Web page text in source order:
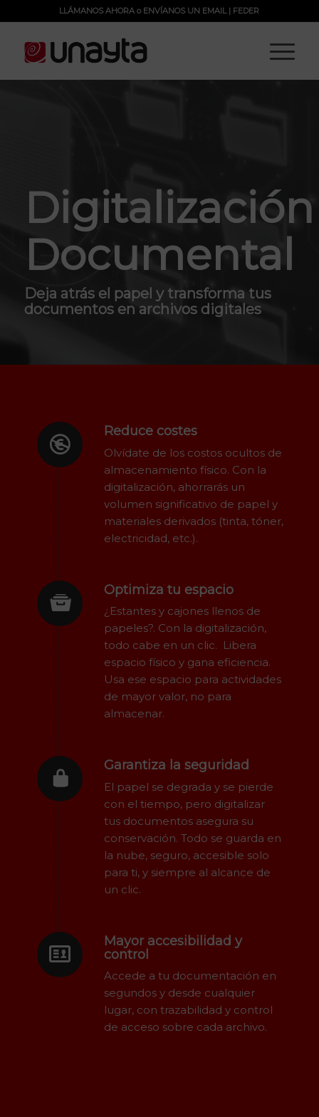
LLÁMANOS AHORA o ENVÍANOS UN EMAIL| FEDER
Digitalización
Documental
Deja atrás el papel y transforma tus
documentos en archivos digitales
Reduce costes
Olvídate de los costos ocultos de
almacenamiento físico. Con la
digitalización, ahorrarás un
volumen significativo de papel y
materiales derivados (tinta, tóner,
electricidad, etc.).
Optimiza tu espacio
¿Estantes y cajones llenos de
papeles?. Con la digitalización,
todo cabe en un clic. Libera
espacio físico y gana eficiencia.
Usa ese espacio para actividades
de mayor valor, no para
almacenar.
Garantiza la seguridad
El papel se degrada y se pierde
con el tiempo, pero digitalizar
tus documentos asegura su
conservación. Todo se guarda en
la nube, seguro, accesible solo
para ti, y siempre al alcance de
un clic.
Mayor accesibilidad y
control
Accede a tu documentación en
segundos y desde cualquier
lugar, con trazabilidad y control
de acceso sobre cada archivo.